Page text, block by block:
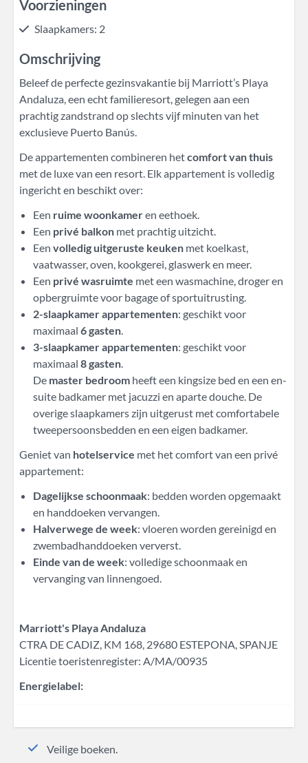
Voorzieningen
Slaapkamers: 2
Omschrijving
Beleef de perfecte gezinsvakantie bij Marriott’s Playa
Andaluza, een echt familieresort, gelegen aan een
prachtig zandstrand op slechts vijf minuten van het
exclusieve Puerto Banús.
De appartementen combineren hetcomfort van thuis
met de luxe van een resort. Elk appartement is volledig
ingericht en beschikt over:
Een ruime woonkameren eethoek.
Een privé balkon met prachtig uitzicht.
Een volledig uitgeruste keuken met koelkast,
vaatwasser, oven, kookgerei, glaswerk en meer.
Een privé wasruimte met een wasmachine, droger en
opbergruimte voor bagage of sportuitrusting.
2-slaapkamer appartementen: geschikt voor
maximaal 6 gasten.
3-slaapkamer appartementen: geschikt voor
maximaal 8 gasten.
De master bedroom heeft een kingsize bed en een en-
suite badkamer met jacuzzi en aparte douche. De
overige slaapkamers zijn uitgerust met comfortabele
tweepersoonsbedden en een eigen badkamer.
Geniet van hotelservice met het comfort van een privé
appartement:
Dagelijkse schoonmaak: bedden worden opgemaakt
en handdoeken vervangen.
Halverwege de week: vloeren worden gereinigd en
zwembadhanddoeken ververst.
Einde van de week: volledige schoonmaak en
vervanging van linnengoed.
Marriott's Playa Andaluza
CTRA DE CADIZ, KM 168, 29680 ESTEPONA, SPANJE
Licentie toeristenregister: A/MA/00935
Energielabel:
Veilige boeken.